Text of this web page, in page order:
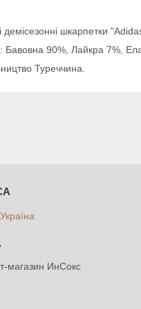
демісезонні шкарпетки
Бавовна 90%, Лайкра 7%,
Туреччина.
магазин ИнСокс